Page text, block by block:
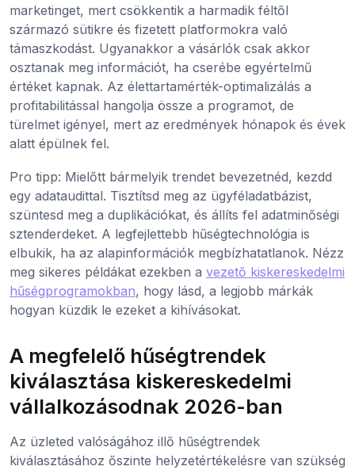
marketinget, mert csökkentik a harmadik féltől
származó sütikre és fizetett platformokra való
támaszkodást. Ugyanakkor a vásárlók csak akkor
osztanak meg információt, ha cserébe egyértelmű
értéket kapnak. Az élettartamérték-optimalizálás a
profitabilitással hangolja össze a programot, de
türelmet igényel, mert az eredmények hónapok és évek
alatt épülnek fel.
Pro tipp: Mielőtt bármelyik trendet bevezetnéd, kezdd
egy adataudittal. Tisztítsd meg az ügyféladatbázist,
szüntesd meg a duplikációkat, és állíts fel adatminőségi
sztenderdeket. A legfejlettebb hűségtechnológia is
elbukik, ha az alapinformációk megbízhatatlanok. Nézz
meg sikeres példákat ezekben a vezető kiskereskedelmi
hűségprogramokban, hogy lásd, a legjobb márkák
hogyan küzdik le ezeket a kihívásokat.
A megfelelő hűségtrendek
kiválasztása kiskereskedelmi
vállalkozásodnak 2026-ban
Az üzleted valóságához illő hűségtrendek
kiválasztásához őszinte helyzetértékelésre van szükség